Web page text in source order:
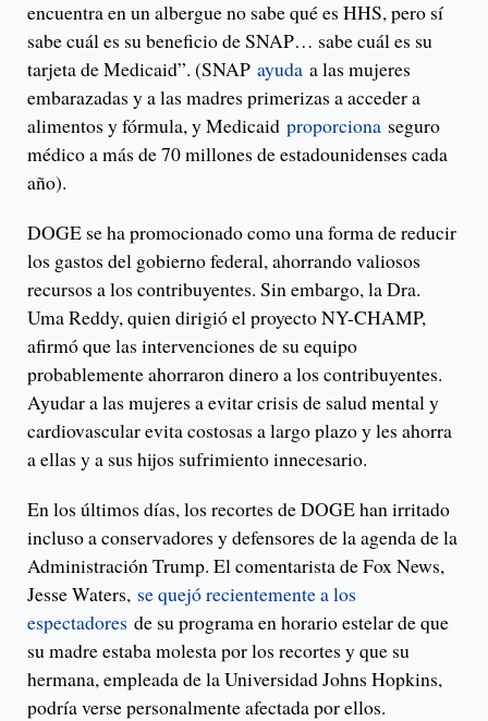
encuentra en un albergue no sabe qué es HHS, pero sí
sabe cuál es su beneficio de SNAP… sabe cuál es su
tarjeta de Medicaid”. (SNAP ayuda a las mujeres
embarazadas y a las madres primerizas a acceder a
alimentos y fórmula, y Medicaid proporciona seguro
médico a más de 70 millones de estadounidenses cada
año).
DOGE se ha promocionado como una forma de reducir
los gastos del gobierno federal, ahorrando valiosos
recursos a los contribuyentes. Sin embargo, la Dra.
Uma Reddy, quien dirigió el proyecto NY-CHAMP,
afirmó que las intervenciones de su equipo
probablemente ahorraron dinero a los contribuyentes.
Ayudar a las mujeres a evitar crisis de salud mental y
cardiovascular evita costosas a largo plazo y les ahorra
a ellas y a sus hijos sufrimiento innecesario.
En los últimos días, los recortes de DOGE han irritado
incluso a conservadores y defensores de la agenda de la
Administración Trump. El comentarista de Fox News,
Jesse Waters, se quejó recientemente a los
espectadores de su programa en horario estelar de que
su madre estaba molesta por los recortes y que su
hermana, empleada de la Universidad Johns Hopkins,
podría verse personalmente afectada por ellos.